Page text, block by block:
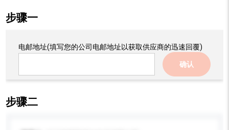
步骤一
电邮地址(填写您的公司电邮地址以获取供应商的迅速回覆)
确认
步骤二